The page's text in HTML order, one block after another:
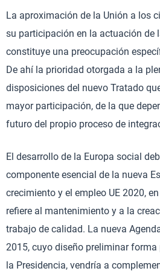
La aproximación de la Unión a los
su participación en la actuación de
constituye una preocupación
De ahí la prioridad otorgada a la
disposiciones del nuevo Tratado
mayor participación, de la que
futuro del propio proceso de
El desarrollo de la Europa social
componente esencial de la nueva
crecimiento y el empleo UE 2020,
refiere al mantenimiento y a la
trabajo de calidad. La nueva
2015, cuyo diseño preliminar
la Presidencia, vendría a